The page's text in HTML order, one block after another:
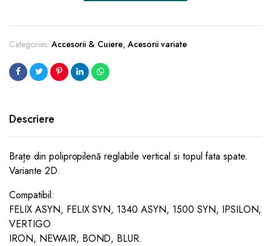
Categories: Accesorii & Cuiere,Acesorii variate
Descriere
Brațe din polipropilenă reglabile vertical si topul fata spate.
Variante 2D.
Compatibil:
FELIX ASYN, FELIX SYN, 1340 ASYN, 1500 SYN, IPSILON,
VERTIGO
IRON, NEWAIR, BOND, BLUR.